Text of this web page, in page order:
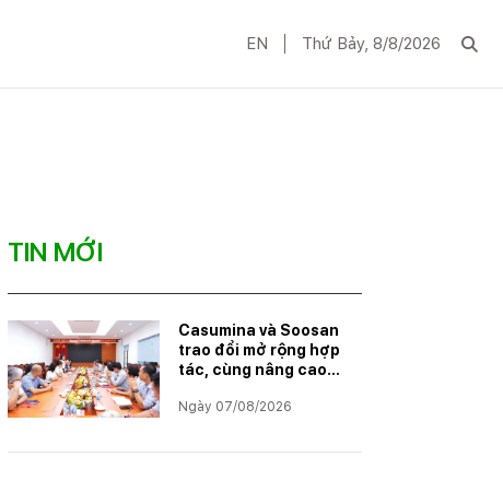
EN Thứ Bảy, 8/8/2026
TIN MỚI
Casumina và Soosan
trao đổi mở rộng hợp
tác, cùng nâng cao
Ngày 07/08/2026